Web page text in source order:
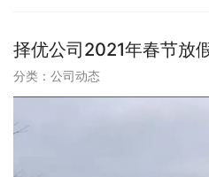
择优公司2021年春节放
分类： 公司动态